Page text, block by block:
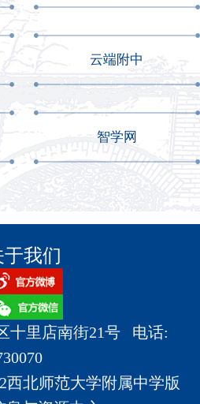
云端附中
智学网
于我们
十里店南街21号 电话:
西北师范大学附属中学版